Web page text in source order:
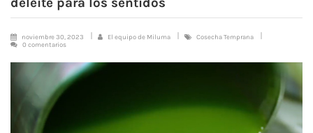
noviembre 30, 2023 El equipo de Miluma
Cosecha Temprana
0 comentarios